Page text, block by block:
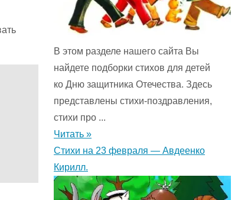
В этом разделе нашего сайта Вы
найдете подборки стихов для детей
ко Дню защитника Отечества. Здесь
представлены стихи-поздравления,
стихи про ...
Читать »
Стихи на 23 февраля — Авдеенко
Кирилл.